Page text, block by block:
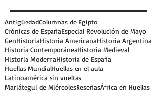
AntigüedadColumnas de Egipto
Crónicas de EspañaEspecial Revolución de Mayo
GenHistoriaHistoria AmericanaHistoria Argentina
Historia ContemporáneaHistoria Medieval
Historia ModernaHistoria de España
Huellas MundialHuellas en el aula
Latinoamérica sin vueltas
Mariátegui de MiércolesReseñasÁfrica en Huellas